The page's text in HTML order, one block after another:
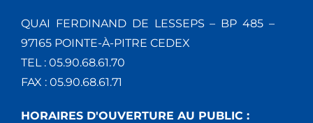
QUAI FERDINAND DE LESSEPS – BP 485 –
97165 POINTE-À-PITRE CEDEX
TEL : 05.90.68.61.70
FAX : 05.90.68.61.71
HORAIRES D'OUVERTURE AU PUBLIC :